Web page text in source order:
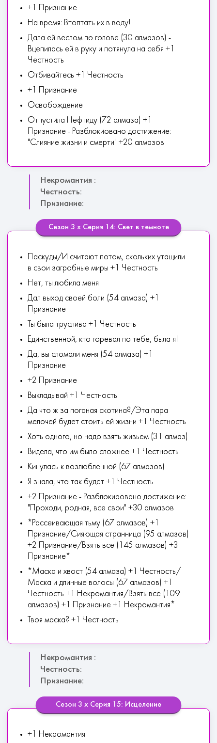
+1 Признание
На время: Втоптать их в воду!
Дала ей веслом по голове (30 алмазов) -
Вцепилась ей в руку и потянула на себя +1
Честность
Отбивайтесь +1 Честность
+1 Признание
Освобождение
Отпустила Нефтиду (72 алмаза) +1
Признание - Разблокиовано достижение:
"Слияние жизни и смерти" +20 алмазов
Некромантия :
Честность:
Признание:
Сезон 3 х Серия 14: Свет в темноте
Паскуды/И считают потом, скольких утащили
в свои загробные миры +1 Честность
Нет, ты любила меня
Дал выход своей боли (54 алмаза) +1
Признание
Ты была труслива +1 Честность
Единственной, кто горевал по тебе, была я!
Да, вы сломали меня (54 алмаза) +1
Признание
+2 Признание
Выкладывай +1 Честность
Да что ж за поганая скотина?/Эта пара
мелочей будет стоить ей жизни +1 Честность
Хоть одного, но надо взять живьем (31 алмаз)
Видела, что им было сложнее +1 Честность
Кинулась к возлюбленной (67 алмазов)
Я знала, что так будет +1 Честность
+2 Признание - Разблокировано достижение:
"Проходи, родная, все свои" +30 алмазов
*Рассеивающая тьму (67 алмазов) +1
Признание/Сияющая странница (95 алмазов)
+2 Признание/Взять все (145 алмазов) +3
Признание*
*Маска и хвост (54 алмаза) +1 Честность/
Маска и длинные волосы (67 алмазов) +1
Честность +1 Некромантия/Взять все (109
алмазов) +1 Признание +1 Некромантия*
Твоя маска? +1 Честность
Некромантия :
Честность:
Признание:
Сезон 3 х Серия 15: Исцеление
+1 Некромантия